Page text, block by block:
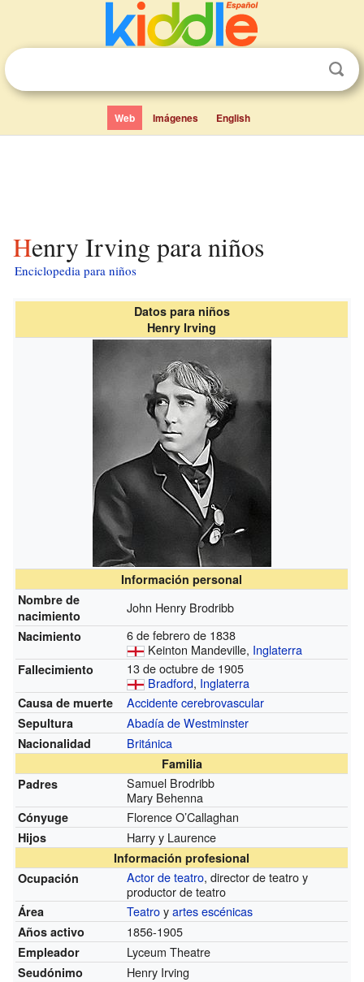
Web Imágenes English
Henry Irving para niños
Enciclopedia para niños
Datos para niños
Henry Irving
Información personal
Nombre de
nacimiento
John Henry Brodribb
Nacimiento
6 de febrero de 1838
Keinton Mandeville, Inglaterra
Fallecimiento
13 de octubre de 1905
Bradford, Inglaterra
Causa de muerte Accidente cerebrovascular
Sepultura Abadía de Westminster
Nacionalidad Británica
Familia
Padres
Samuel Brodribb
Mary Behenna
Cónyuge Florence O’Callaghan
Hijos Harry y Laurence
Información profesional
Ocupación
Actor de teatro, director de teatro y
productor de teatro
Área Teatroyartes escénicas
Años activo 1856-1905
Empleador Lyceum Theatre
Seudónimo Henry Irving